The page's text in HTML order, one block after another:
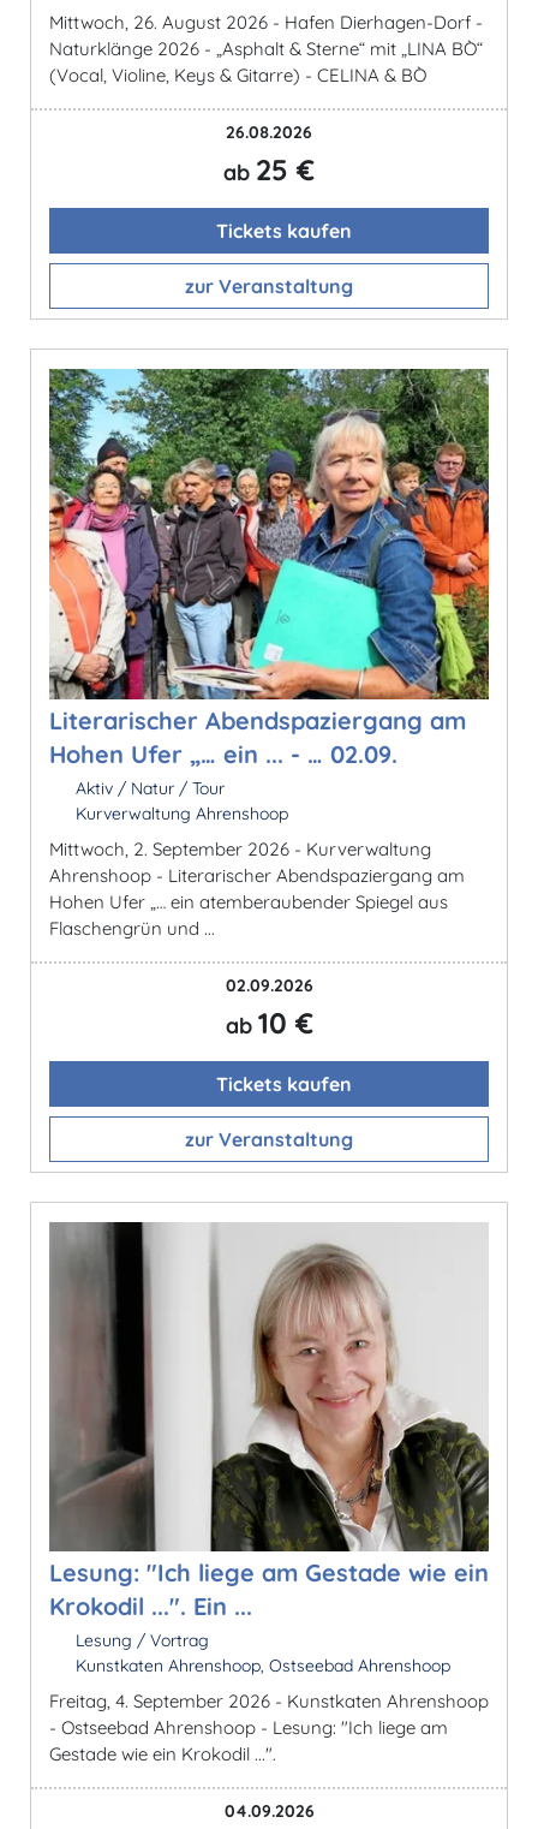
Mittwoch, 26. August 2026 - Hafen Dierhagen-Dorf -
Naturklänge 2026 - „Asphalt & Sterne“ mit „LINA BÒ“
(Vocal, Violine, Keys & Gitarre) - CELINA & BÒ
26.08.2026
ab 25 €
Tickets kaufen
zur Veranstaltung
Literarischer Abendspaziergang am
Hohen Ufer „… ein ... - … 02.09.
Aktiv / Natur / Tour
Kurverwaltung Ahrenshoop
Mittwoch, 2. September 2026 - Kurverwaltung
Ahrenshoop - Literarischer Abendspaziergang am
Hohen Ufer „… ein atemberaubender Spiegel aus
Flaschengrün und ...
02.09.2026
ab 10 €
Tickets kaufen
zur Veranstaltung
Lesung: "Ich liege am Gestade wie ein
Krokodil ...". Ein ...
Lesung / Vortrag
Kunstkaten Ahrenshoop, Ostseebad Ahrenshoop
Freitag, 4. September 2026 - Kunstkaten Ahrenshoop
- Ostseebad Ahrenshoop - Lesung: "Ich liege am
Gestade wie ein Krokodil ...".
04.09.2026